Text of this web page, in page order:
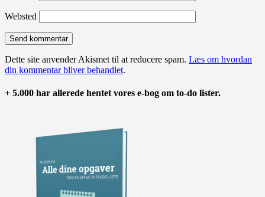
Websted
Dette site anvender Akismet til at reducere spam. Læs om hvordan
din kommentar bliver behandlet.
+ 5.000 har allerede hentet vores e-bog om to-do lister.